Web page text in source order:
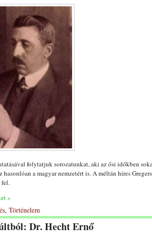
folytatjuk sorozatunkat, aki az ősi időkben
hasonlóan a magyar nemzetért is. A méltán híres
»
, Történelem
Dr. Hecht Ernő